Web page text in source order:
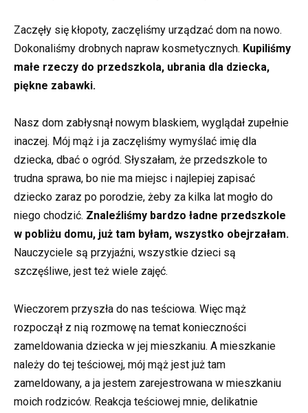
Zaczęły się kłopoty, zaczęliśmy urządzać dom na nowo.
Dokonaliśmy drobnych napraw kosmetycznych. Kupiliśmy
małe rzeczy do przedszkola, ubrania dla dziecka,
piękne zabawki.
Nasz dom zabłysnął nowym blaskiem, wyglądał zupełnie
inaczej. Mój mąż i ja zaczęliśmy wymyślać imię dla
dziecka, dbać o ogród. Słyszałam, że przedszkole to
trudna sprawa, bo nie ma miejsc i najlepiej zapisać
dziecko zaraz po porodzie, żeby za kilka lat mogło do
niego chodzić. Znaleźliśmy bardzo ładne przedszkole
w pobliżu domu, już tam byłam, wszystko obejrzałam.
Nauczyciele są przyjaźni, wszystkie dzieci są
szczęśliwe, jest też wiele zajęć.
Wieczorem przyszła do nas teściowa. Więc mąż
rozpoczął z nią rozmowę na temat konieczności
zameldowania dziecka w jej mieszkaniu. A mieszkanie
należy do tej teściowej, mój mąż jest już tam
zameldowany, a ja jestem zarejestrowana w mieszkaniu
moich rodziców. Reakcja teściowej mnie, delikatnie